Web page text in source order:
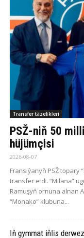
Transfer täzelikleri
PSŽ-niň 50
hüjümçisi
2026-08-07
Fransiýanyň PSŽ topary
transfer etdi. “Milana”
Ramuşyň ornuna alnan
“Monako” klubuna...
Iň gymmat iňlis